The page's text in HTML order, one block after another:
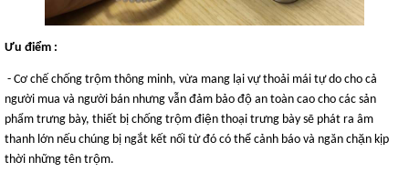
Ưu điểm :
- Cơ chế chống trộm thông minh, vừa mang lại vự thoải mái tự do cho cả
người mua và người bán nhưng vẫn đảm bảo độ an toàn cao cho các sản
phẩm trưng bày, thiết bị chống trộm điện thoại trưng bày sẽ phát ra âm
thanh lớn nếu chúng bị ngắt kết nối từ đó có thể cảnh báo và ngăn chặn kịp
thời những tên trộm.